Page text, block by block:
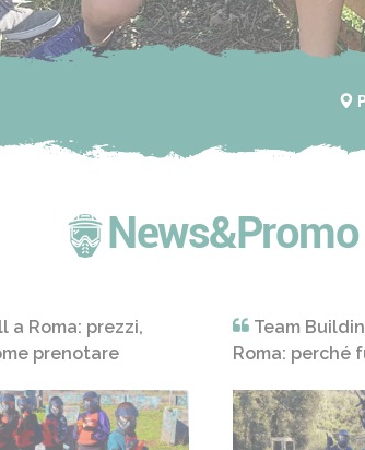
News&Promo
a Roma: prezzi,
prenotare
Team
Roma: perché